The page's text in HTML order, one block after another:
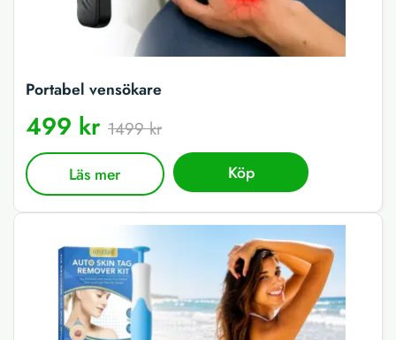
Portabel vensökare
499 kr 1499 kr
Läs mer Köp